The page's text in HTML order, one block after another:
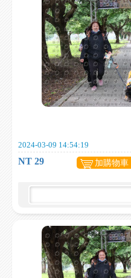
2024-03-09 14:54:19
NT 29 加購物車